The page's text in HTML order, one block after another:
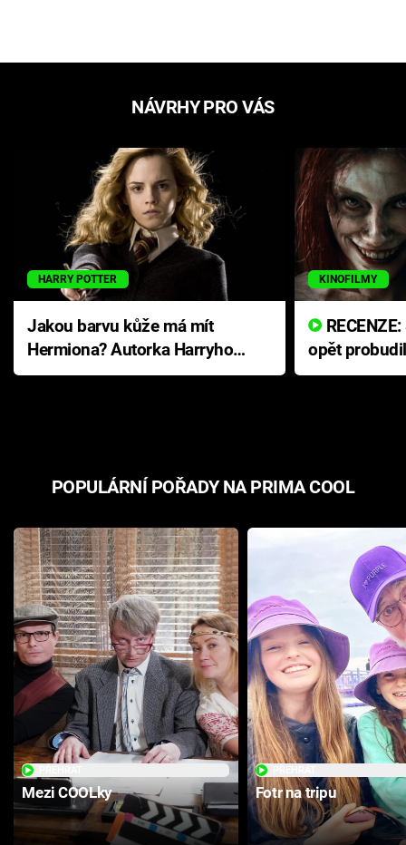
NÁVRHY PRO VÁS
HARRY POTTER
Jakou barvu kůže má mít
Hermiona? Autorka Harryho
Pottera přišla s ráznou
KINOFILMY
opět
přichází s
POPULÁRNÍ POŘADY NA PRIMA COOL
Mezi COOLky Fotr na tripu